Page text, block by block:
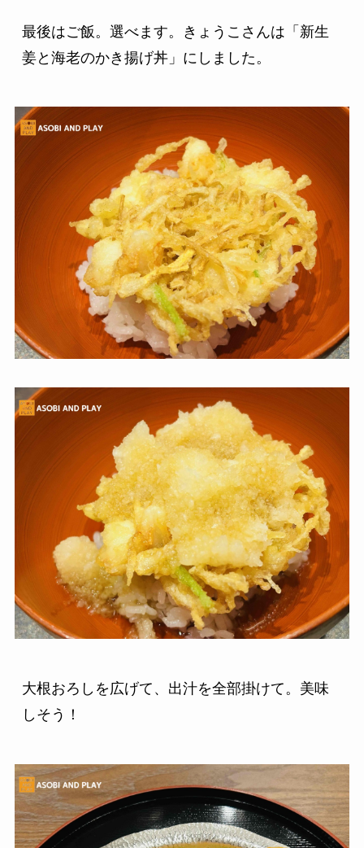
最後はご飯。選べます。きょうこさんは「新生
姜と海老のかき揚げ丼」にしました。
大根おろしを広げて、出汁を全部掛けて。美味
しそう！